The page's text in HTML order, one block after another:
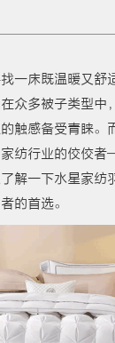
一床既温暖又舒
众多被子类型中
触感备受青睐。
纺行业的佼佼者
解一下水星家纺
的首选。